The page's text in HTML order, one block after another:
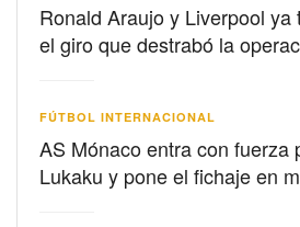
Ronald Araujo y Liverpool ya
el giro que destrabó la
FÚTBOL INTERNACIONAL
AS Mónaco entra con fuerza
Lukaku y pone el fichaje en